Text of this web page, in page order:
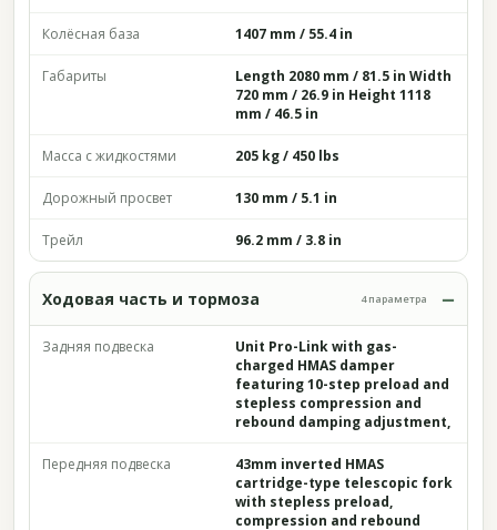
Колёсная база 1407 mm / 55.4 in
Габариты
Length 2080 mm / 81.5 in Width
720 mm / 26.9 in Height 1118
mm / 46.5 in
Масса с жидкостями 205 kg / 450 lbs
Дорожный просвет 130 mm / 5.1 in
Трейл 96.2 mm / 3.8 in
Ходовая часть и тормоза 4 параметра
Задняя подвеска
Unit Pro-Link with gas-
charged HMAS damper
featuring 10-step preload and
stepless compression and
rebound damping adjustment,
Передняя подвеска
43mm inverted HMAS
cartridge-type telescopic fork
with stepless preload,
compression and rebound